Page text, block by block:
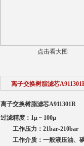
点击看大图
离子交换树脂滤芯
离子交换树脂滤芯A911301R
过滤精度： 1μ ~ 100μ
工作压力： 21bar-210bar
工作介质：一般液压油、